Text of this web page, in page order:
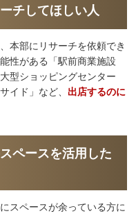
チしてほしい人
本部にリサーチを依頼でき
性がある「駅前商業施設
型ショッピングセンター
イド」など、 出店するのに
ペースを活用した
スペースが余っている方に